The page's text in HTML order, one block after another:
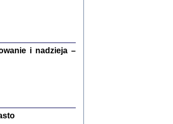
INSTYTUCJI ...
getta
Monika Polit
i nadzieja –